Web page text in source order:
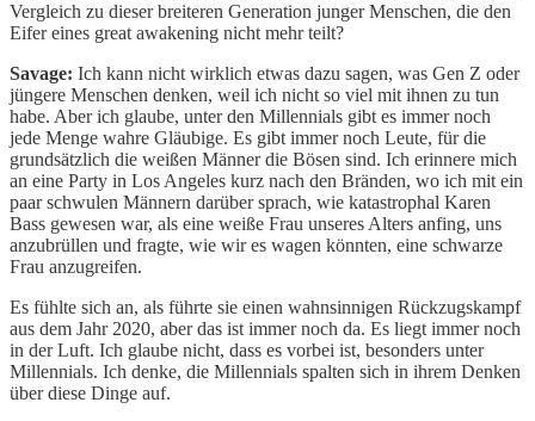
Vergleich zu dieser breiteren Generation junger Menschen, die den
Eifer eines great awakening nicht mehr teilt?
Savage: Ich kann nicht wirklich etwas dazu sagen, was Gen Z oder
jüngere Menschen denken, weil ich nicht so viel mit ihnen zu tun
habe. Aber ich glaube, unter den Millennials gibt es immer noch
jede Menge wahre Gläubige. Es gibt immer noch Leute, für die
grundsätzlich die weißen Männer die Bösen sind. Ich erinnere mich
an eine Party in Los Angeles kurz nach den Bränden, wo ich mit ein
paar schwulen Männern darüber sprach, wie katastrophal Karen
Bass gewesen war, als eine weiße Frau unseres Alters anfing, uns
anzubrüllen und fragte, wie wir es wagen könnten, eine schwarze
Frau anzugreifen.
Es fühlte sich an, als führte sie einen wahnsinnigen Rückzugskampf
aus dem Jahr 2020, aber das ist immer noch da. Es liegt immer noch
in der Luft. Ich glaube nicht, dass es vorbei ist, besonders unter
Millennials. Ich denke, die Millennials spalten sich in ihrem Denken
über diese Dinge auf.